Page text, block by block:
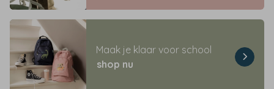
Maak je klaar voor school
shop nu